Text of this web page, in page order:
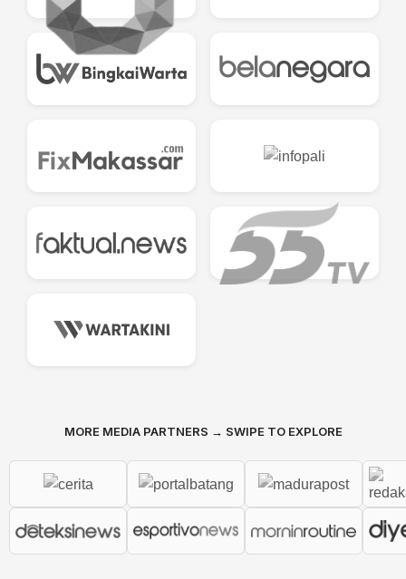
MORE MEDIA PARTNERS → SWIPE TO EXPLORE